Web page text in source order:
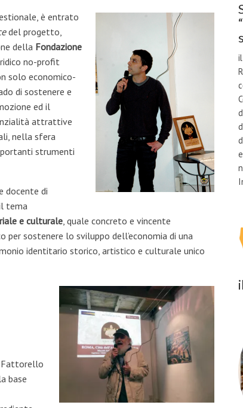
è entrato
del progetto,
della Fondazione
no-profit
solo economico-
di sostenere e
ed il
attrattive
nella sfera
strumenti
docente di
tema
e culturale, quale concreto e vincente
sostenere lo sviluppo dell’economia di una
identitario storico, artistico e culturale unico
Fattorello
base